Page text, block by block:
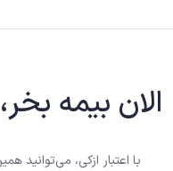
الان بیمه
با اعتبار ازکی، می‌توانید